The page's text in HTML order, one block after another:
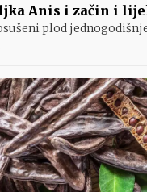
Anis i začin i
plod